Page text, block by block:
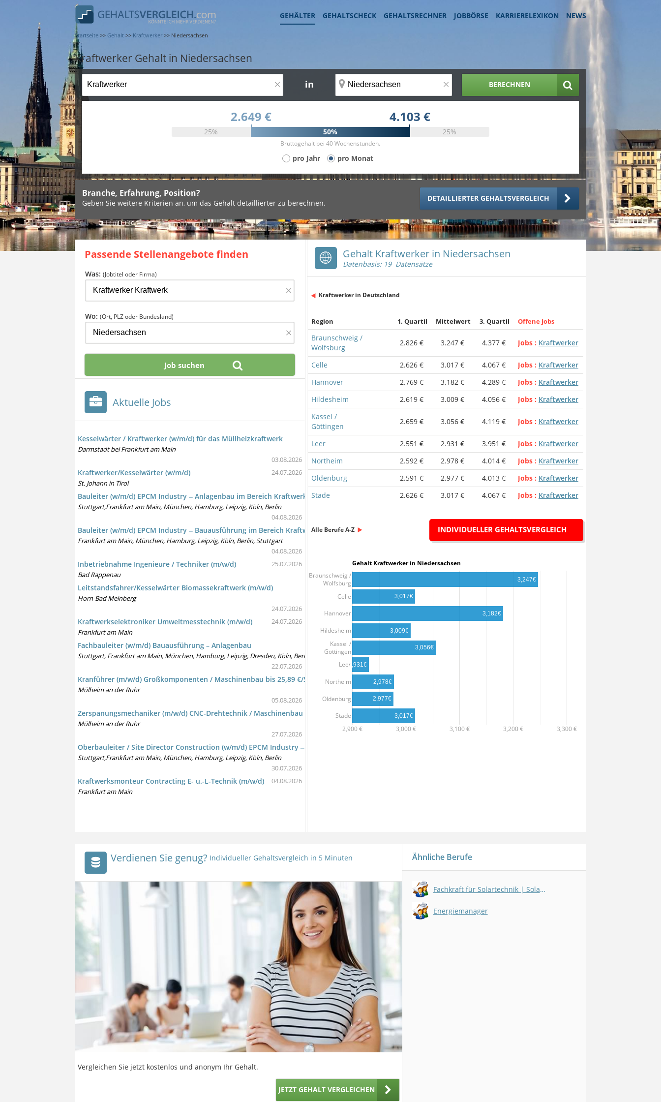
GEHÄLTER GEHALTSCHECK GEHALTSRECHNER JOBBÖRSE KARRIERELEXIKON NEWS
Startseite >> Gehalt >> Kraftwerker >> Niedersachsen
Kraftwerker Gehalt in Niedersachsen
× in × BERECHNEN
2.649 € 4.103 €
25% 50% 25%
Bruttogehalt bei 40 Wochenstunden.
pro Jahr pro Monat
Branche, Erfahrung, Position?
Geben Sie weitere Kriterien an, um das Gehalt detaillierter zu berechnen.
DETAILLIERTER GEHALTSVERGLEICH
Gehalt Kraftwerker in Niedersachsen
Datenbasis: 19 Datensätze
Kraftwerker in Deutschland
Region 1. Quartil Mittelwert 3. Quartil Offene Jobs
Braunschweig /
Wolfsburg
2.826 € 3.247 € 4.377 € Jobs Kraftwerker
Celle 2.626 € 3.017 € 4.067 € Jobs
Kraftwerker
Hannover
2.769 € 3.182 € 4.289 € Jobs
Kraftwerker
Hildesheim
2.619 € 3.009 € 4.056 € Jobs
Kraftwerker
Kassel /
Göttingen
2.659 € 3.056 € 4.119 € Jobs Kraftwerker
Leer 2.551 € 2.931 € 3.951 € Jobs
Kraftwerker
Northeim
2.592 € 2.978 € 4.014 € Jobs
Kraftwerker
Oldenburg
2.591 € 2.977 € 4.013 € Jobs
Kraftwerker
Stade
2.626 € 3.017 € 4.067 € Jobs Kraftwerker
Alle Berufe A-Z INDIVIDUELLER GEHALTSVERGLEICH
Gehalt Kraftwerker in Niedersachsen
2,900 € 3,000 € 3,100 € 3,200 € 3,300 €
Braunschweig /
Wolfsburg
Celle
Hannover
Hildesheim
Kassel /
Göttingen
Leer
Northeim
Oldenburg
Stade
3,247€
3,017€
3,182€
3,009€
3,056€
2,931€
2,978€
2,977€
3,017€
Passende Stellenangebote finden
Was: (Jobtitel oder Firma)
×
Wo: (Ort, PLZ oder Bundesland)
×
Aktuelle Jobs
Kesselwärter / Kraftwerker (w/m/d) für das Müllheizkraftwerk
Darmstadt bei Frankfurt am Main
03.08.2026
Kraftwerker/Kesselwärter (w/m/d)
St. Johann in Tirol
24.07.2026
Bauleiter (w/m/d) EPCM Industry ‒ Anlagenbau im Bereich Kraftwerks- und Prozesstechnik
Stuttgart,Frankfurt am Main, München, Hamburg, Leipzig, Köln, Berlin
04.08.2026
Bauleiter (w/m/d) EPCM Industry ‒ Bauausführung im Bereich Kraftwerks- und Prozesstechnik
Frankfurt am Main, München, Hamburg, Leipzig, Köln, Berlin, Stuttgart
04.08.2026
Inbetriebnahme Ingenieure / Techniker (m/w/d)
Bad Rappenau
25.07.2026
Leitstandsfahrer/Kesselwärter Biomassekraftwerk (m/w/d)
Horn-Bad Meinberg
24.07.2026
Kraftwerkselektroniker Umweltmesstechnik (m/w/d)
Frankfurt am Main
24.07.2026
Fachbauleiter (w/m/d) Bauausführung – Anlagenbau
Stuttgart, Frankfurt am Main, München, Hamburg, Leipzig, Dresden, Köln, Berlin
22.07.2026
Kranführer (m/w/d) Großkomponenten / Maschinenbau bis 25,89 €/Std.
Mülheim an der Ruhr
05.08.2026
Zerspanungsmechaniker (m/w/d) CNC-Drehtechnik / Maschinenbau
Mülheim an der Ruhr
27.07.2026
Oberbauleiter / Site Director Construction (w/m/d) EPCM Industry ‒ Großanlagenbau
Stuttgart,Frankfurt am Main, München, Hamburg, Leipzig, Köln, Berlin
30.07.2026
Kraftwerksmonteur Contracting E- u.-L-Technik (m/w/d)
Frankfurt am Main
04.08.2026
Verdienen Sie genug? Individueller Gehaltsvergleich in 5 Minuten
Vergleichen Sie jetzt kostenlos und anonym Ihr Gehalt.
JETZT GEHALT VERGLEICHEN
Ähnliche Berufe
Fachkraft für Solartechnik | Solartechniker / in
Energiemanager